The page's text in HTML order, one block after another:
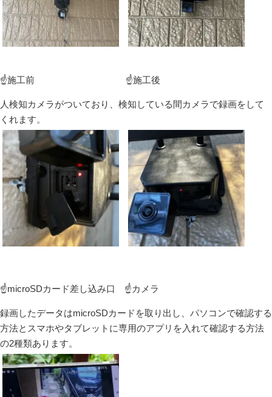
☝施工前 ☝施工後
人検知カメラがついており、検知している間カメラで録画をして
くれます。
☝microSDカード差し込み口 ☝カメラ
録画したデータはmicroSDカードを取り出し、パソコンで確認する
方法とスマホやタブレットに専用のアプリを入れて確認する方法
の2種類あります。